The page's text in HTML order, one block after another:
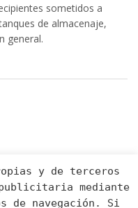
sometidos a
de almacenaje,
general.
y de terceros
mediante
de navegación. Si